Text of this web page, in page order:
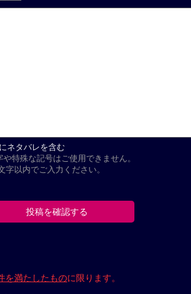
ネタバレを含む
特殊な記号はご使用できません。
字以内でご入力ください。
を満たしたものに限ります。